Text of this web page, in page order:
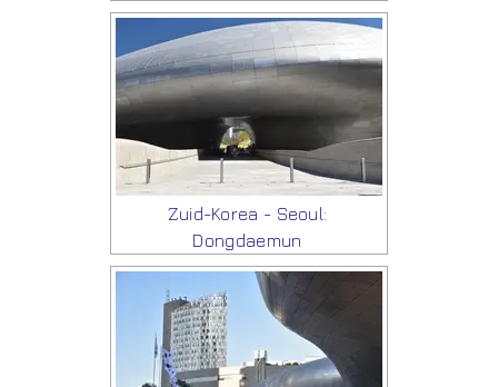
Zuid-Korea - Seoul:
Dongdaemun